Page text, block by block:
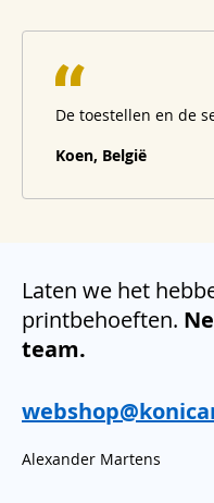
De toestellen en de
Koen, België
Laten we het
printbehoeften.
team.
Alexander Martens